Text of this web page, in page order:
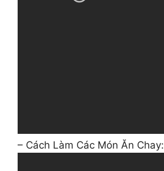
– Cách Làm Các Món Ăn Chay: